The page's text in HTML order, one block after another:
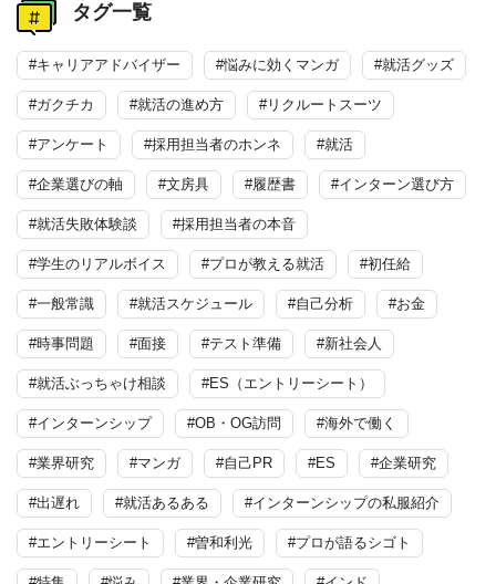
タグ一覧
#キャリアアドバイザー #悩みに効くマンガ #就活グッズ
#ガクチカ #就活の進め方 #リクルートスーツ
#アンケート #採用担当者のホンネ #就活
#企業選びの軸 #文房具 #履歴書 #インターン選び方
#就活失敗体験談 #採用担当者の本音
#学生のリアルボイス #プロが教える就活 #初任給
#一般常識 #就活スケジュール #自己分析 #お金
#時事問題 #面接 #テスト準備 #新社会人
#就活ぶっちゃけ相談 #ES（エントリーシート）
#インターンシップ #OB・OG訪問 #海外で働く
#業界研究 #マンガ #自己PR #ES #企業研究
#出遅れ #就活あるある #インターンシップの私服紹介
#エントリーシート #曽和利光 #プロが語るシゴト